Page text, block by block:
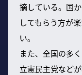
摘している。国
してもらう方が
い。
また、全国の多
立憲民主党など